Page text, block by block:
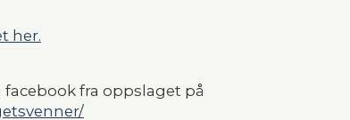
her.
fra oppslaget på